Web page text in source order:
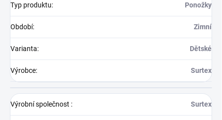
Typ produktu: Ponožky
Období: Zimní
Varianta: Dětské
Výrobce: Surtex
Výrobní společnost : Surtex